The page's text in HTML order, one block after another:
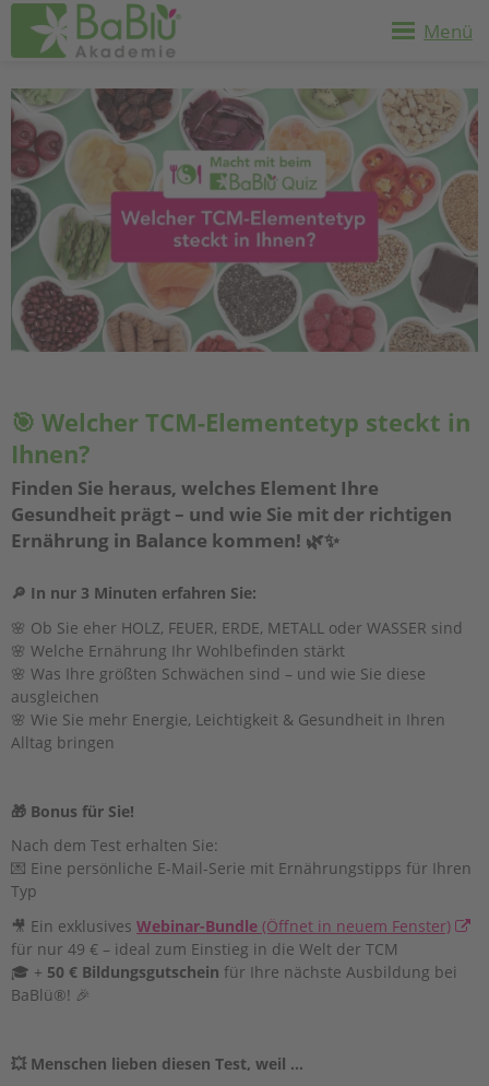
Menü
🎯 Welcher TCM-Elementetyp steckt in
Ihnen?
Finden Sie heraus, welches Element Ihre
Gesundheit prägt – und wie Sie mit der richtigen
Ernährung in Balance kommen! 🌿✨
🔎 In nur 3 Minuten erfahren Sie:
🌸 Ob Sie eher HOLZ, FEUER, ERDE, METALL oder WASSER sind
🌸 Welche Ernährung Ihr Wohlbefinden stärkt
🌸 Was Ihre größten Schwächen sind – und wie Sie diese
ausgleichen
🌸 Wie Sie mehr Energie, Leichtigkeit & Gesundheit in Ihren
Alltag bringen
🎁 Bonus für Sie!
Nach dem Test erhalten Sie:
💌 Eine persönliche E-Mail-Serie mit Ernährungstipps für Ihren
Typ
🎥 Ein exklusives Webinar-Bundle (Öffnet in neuem Fenster)
für nur 49 € – ideal zum Einstieg in die Welt der TCM
🎓 + 50 € Bildungsgutschein für Ihre nächste Ausbildung bei
BaBlü®! 🎉
💥 Menschen lieben diesen Test, weil …